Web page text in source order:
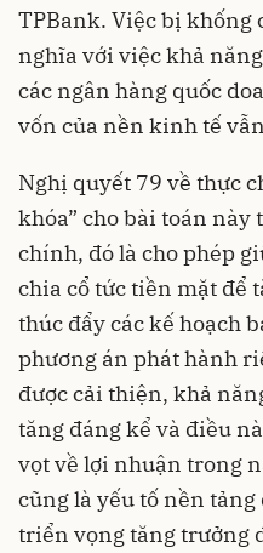
TPBank. Việc bị khống
nghĩa với việc khả
các ngân hàng quốc
vốn của nền kinh tế
Nghị quyết 79 về thực
khóa” cho bài toán
chính, đó là cho phép
chia cổ tức tiền mặt để
thúc đẩy các kế hoạch
phương án phát hành
được cải thiện, khả
tăng đáng kể và điều
vọt về lợi nhuận trong
cũng là yếu tố nền
triển vọng tăng trưởng